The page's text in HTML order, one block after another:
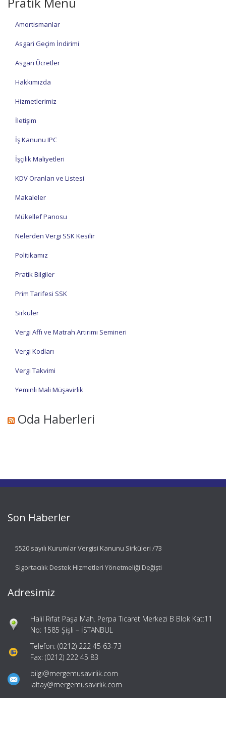
Amortismanlar
Asgari Geçim İndirimi
Asgari Ücretler
Hakkımızda
Hizmetlerimiz
İletişim
İş Kanunu IPC
İşçilik Maliyetleri
KDV Oranları ve Listesi
Makaleler
Mükellef Panosu
Nelerden Vergi SSK Kesilir
Politikamız
Pratik Bilgiler
Prim Tarifesi SSK
Sirküler
Vergi Affı ve Matrah Artırımı Semineri
Vergi Kodları
Vergi Takvimi
Yeminli Mali Müşavirlik
Oda Haberleri
Son Haberler
5520 sayılı Kurumlar Vergisi Kanunu Sirküleri /73
Sigortacılık Destek Hizmetleri Yönetmeliği Değişti
Adresimiz
Halil Rıfat Paşa Mah. Perpa Ticaret Merkezi B Blok Kat:11
No: 1585 Şişli – İSTANBUL
Telefon: (0212) 222 45 63-73
Fax: (0212) 222 45 83
bilgi@mergemusavirlik.com
ialtay@mergemusavirlik.com